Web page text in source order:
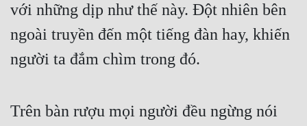
Kinh Dị
Kiếm Hiệp
Kỳ Huyễn
Linh Dị
với những dịp như thế này. Đột nhiên bên
ngoài truyền đến một tiếng đàn hay, khiến
người ta đắm chìm trong đó.
Trên bàn rượu mọi người đều ngừng nói